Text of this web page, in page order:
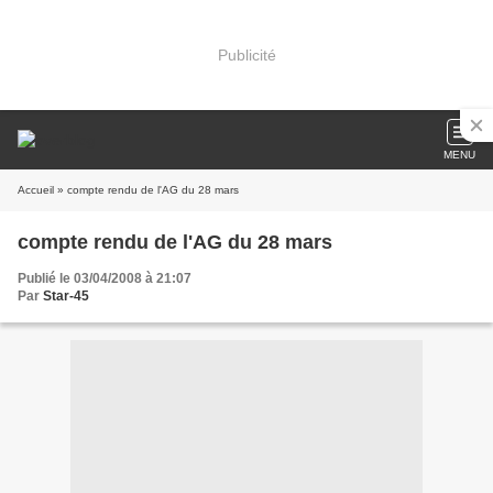
Publicité
MENU
Accueil » compte rendu de l'AG du 28 mars
compte rendu de l'AG du 28 mars
Publié le 03/04/2008 à 21:07
Par Star-45